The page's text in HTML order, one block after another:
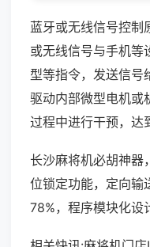
蓝牙或无线信号控制
或无线信号与手机等
型等指令，发送信号
驱动内部微型电机或
过程中进行干预，达
长沙麻将机必胡神器
位锁定功能，定向输
78%，程序模块化设